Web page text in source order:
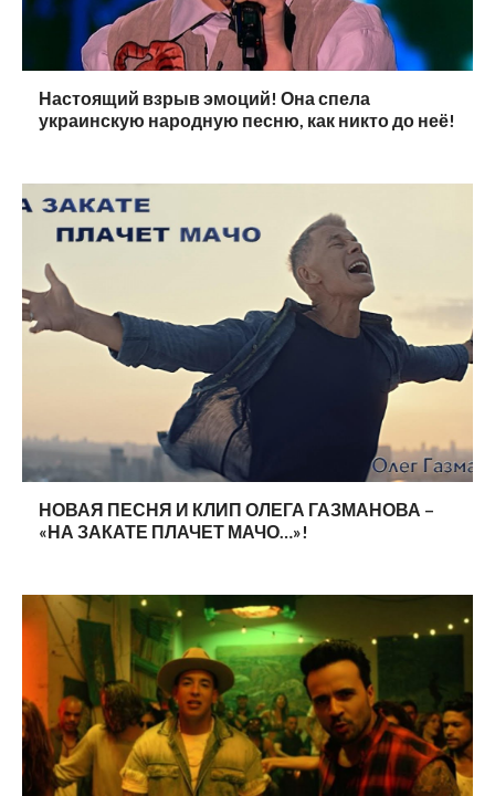
Настоящий взрыв эмоций! Она спела
украинскую народную песню, как никто до неё!
НОВАЯ ПЕСНЯ И КЛИП ОЛЕГА ГАЗМАНОВА –
«НА ЗАКАТЕ ПЛАЧЕТ МАЧО…»!